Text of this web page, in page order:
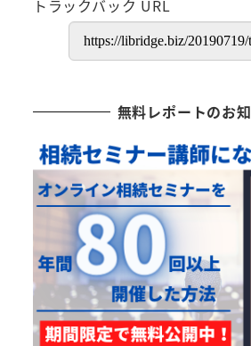
トラックバック URL
無料レポートのお